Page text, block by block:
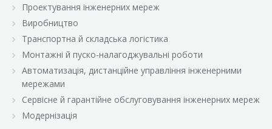
«Континент»
«Малинка»
«Марс»
«Оптовичок»
Проектування інженерних мереж
Виробництво
Транспортна й складська логістика
Монтажні й пуско-налагоджувальні роботи
Автоматизація, дистанційне управління інженерними
мережами
Сервісне й гарантійне обслуговування інженерних мереж
Модернізація